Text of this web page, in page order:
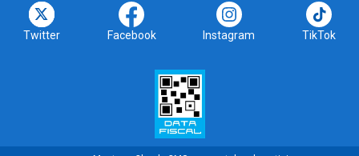
Twitter Facebook Instagram TikTok